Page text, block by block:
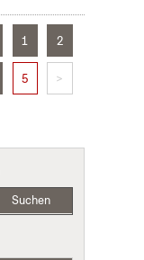
1 2
5 >
Suchen